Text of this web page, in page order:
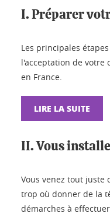
I. Préparer
Les principales
l'acceptation de votre
en France.
LIRE LA SUITE
II. Vous
Vous venez tout juste
trop où donner de la
démarches à